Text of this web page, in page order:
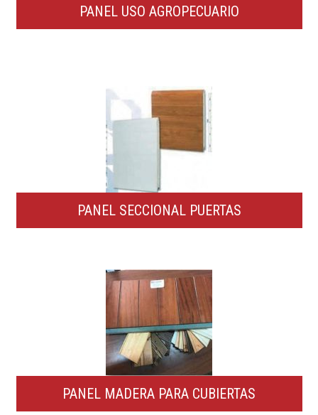
PANEL USO AGROPECUARIO
PANEL SECCIONAL PUERTAS
PANEL MADERA PARA CUBIERTAS